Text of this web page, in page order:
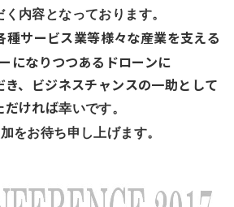
内容となっております。
種サービス業等様々な産業を支える
になりつつあるドローンに
き、ビジネスチャンスの一助として
だければ幸いです。
をお待ち申し上げます。